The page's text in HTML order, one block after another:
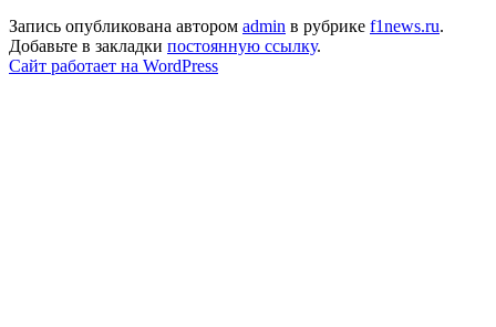
Запись опубликована автором admin в рубрике f1news.ru.
Добавьте в закладки постоянную ссылку.
Сайт работает на WordPress